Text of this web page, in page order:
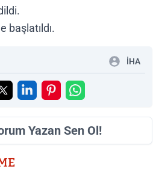
başlatıldı.
İHA
Yazan Sen Ol!